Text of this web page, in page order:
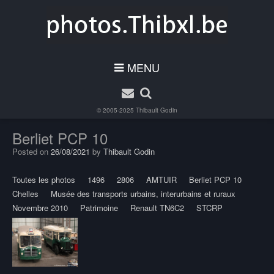
MENU
© 2005-2025 Thibault Godin
Berliet PCP 10
Posted on 26/08/2021 by Thibault Godin
Toutes les photos 1496 2806 AMTUIR
Berliet PCP 10
Chelles
Musée des transports urbains, interurbains et ruraux
Novembre 2010
Patrimoine Renault TN6C2 STCRP